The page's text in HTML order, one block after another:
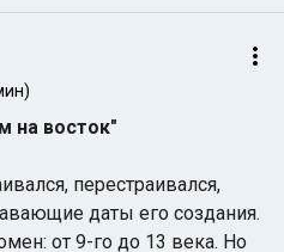
на восток"
перестраивался,
даты его создания.
от 9-го до 13 века. Но